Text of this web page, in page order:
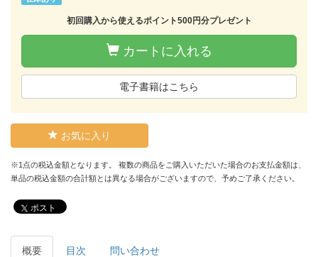
初回購入から使えるポイント500円分プレゼント
カートに入れる
電子書籍はこちら
お気に入り
※1点の税込金額となります。 複数の商品をご購入いただいた場合のお支払金額は、
単品の税込金額の合計額とは異なる場合がございますので、予めご了承ください。
ポスト
概要 目次 問い合わせ